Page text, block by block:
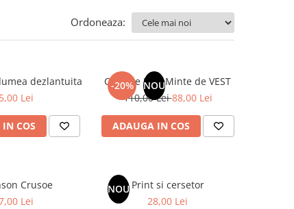
Ordoneaza:
dezlantuita
Lei
COS
-20% NOU
Corp de EST, Minte de VEST
110,00 Lei88,00 Lei
ADAUGA IN COS
Crusoe
Lei
NOU Print si cersetor
28,00 Lei